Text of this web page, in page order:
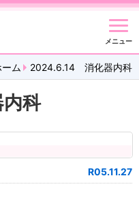
メニュー
ーム 2024.6.14 消化器内科
科
R05.11.27